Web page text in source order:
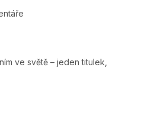
ve světě – jeden titulek,